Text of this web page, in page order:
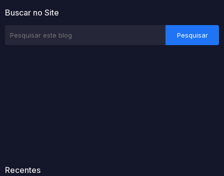
Buscar no Site
Recentes